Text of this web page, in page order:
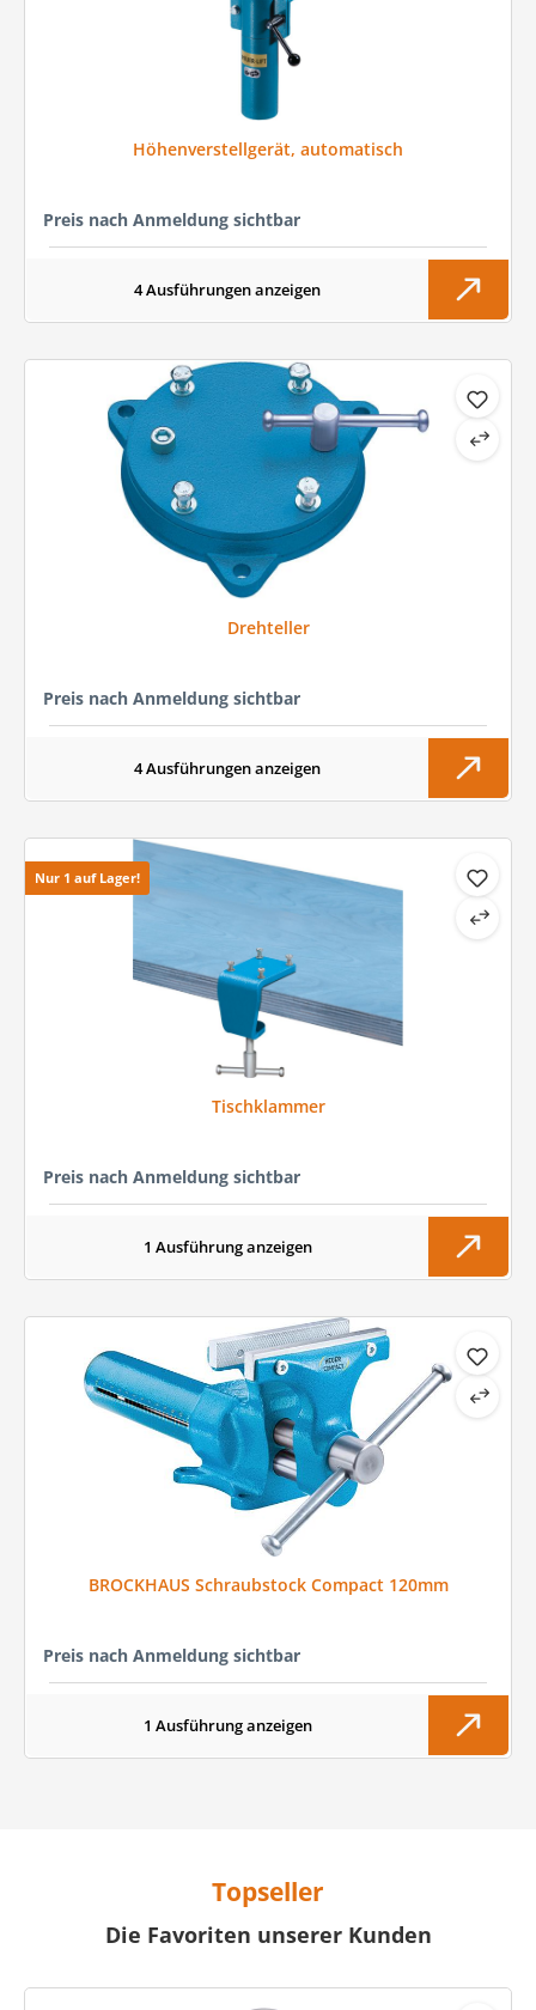
Höhenverstellgerät, automatisch
Preis nach Anmeldung sichtbar
4 Ausführungen anzeigen
Drehteller
Preis nach Anmeldung sichtbar
4 Ausführungen anzeigen
Nur 1 auf Lager!
Tischklammer
Preis nach Anmeldung sichtbar
1 Ausführung anzeigen
BROCKHAUS Schraubstock Compact 120mm
Preis nach Anmeldung sichtbar
1 Ausführung anzeigen
Topseller
Die Favoriten unserer Kunden